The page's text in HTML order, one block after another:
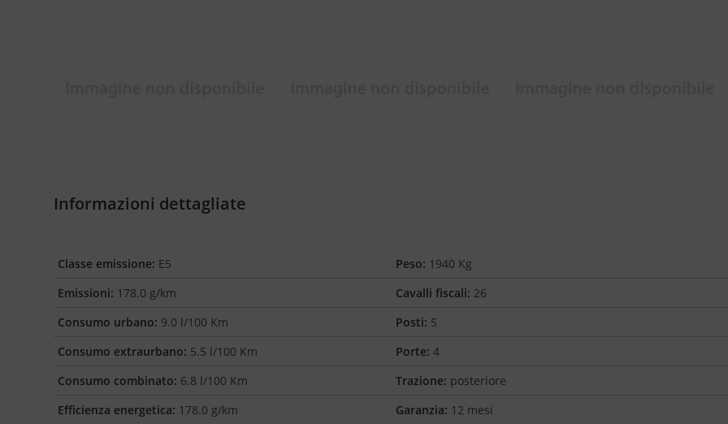
Informazioni dettagliate
Classe emissione: E5
Emissioni: 178.0 g/km
Consumo urbano: 9.0 l/100 Km
Consumo extraurbano: 5.5 l/100 Km
Consumo combinato: 6.8 l/100 Km
Efficienza energetica: 178.0 g/km
Peso: 1940 Kg
Cavalli fiscali: 26
Posti: 5
Porte: 4
Trazione: posteriore
Garanzia: 12 mesi